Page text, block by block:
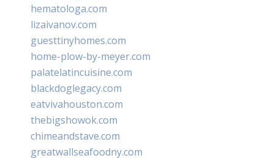
hematologa.com
lizaivanov.com
guesttinyhomes.com
home-plow-by-meyer.com
palatelatincuisine.com
blackdoglegacy.com
eatvivahouston.com
thebigshowok.com
chimeandstave.com
greatwallseafoodny.com